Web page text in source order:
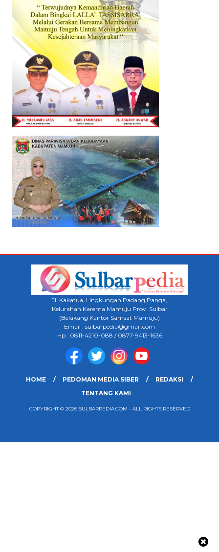
Jl. Kakatua, Lingkungan Padang Panga,
Kelurahan Karema Mamuju Prov. Sulbar
(Belakang Kantor Samsat Mamuju)
Email : sulbarpedia@gmail.com
Hp : 0811-4210-088 / 0877-9413-1636
HOME PEDOMAN MEDIA SIBER
REDAKSI
TENTANG KAMI
COPYRIGHT © 2026 SULBARPEDIA.COM - ALL RIGHTS RESERVED